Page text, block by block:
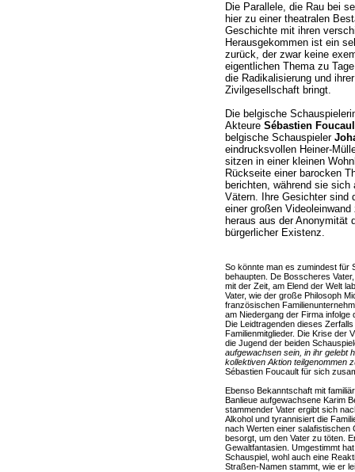
Die Parallele, die Rau bei
hier zu einer theatralen
Geschichte mit ihren
Herausgekommen ist ein
zurück, der zwar keine
eigentlichen Thema zu
die Radikalisierung und
Zivilgesellschaft bringt.
Die belgische
Akteure Sébastien
belgische Schauspieler
eindrucksvollen Heiner-
sitzen in einer kleinen
Rückseite einer barocken
berichten, während sie
Vätern. Ihre Gesichter sind
einer großen
heraus aus der Anonymität
bürgerlicher Existenz.
So könnte man es zumindest für
behaupten. De Bosscheres
mit der Zeit, am Elend der Welt
Vater, wie der große Philosoph
französischen
am Niedergang der Firma infolge
Die Leidtragenden dieses
Familienmitglieder. Die Krise der
die Jugend der beiden
aufgewachsen sein, in ihr gelebt
kollektiven Aktion teilgenommen
Sébastien Foucault für sich
Ebenso Bekanntschaft mit
Banlieue aufgewachsene Karim
stammender Vater ergibt sich
Alkohol und tyrannisiert die
nach Werten einer salafistischen
besorgt, um den Vater zu töten.
Gewaltfantasien. Umgestimmt
Schauspiel, wohl auch eine
Straßen-Namen stammt, wie er